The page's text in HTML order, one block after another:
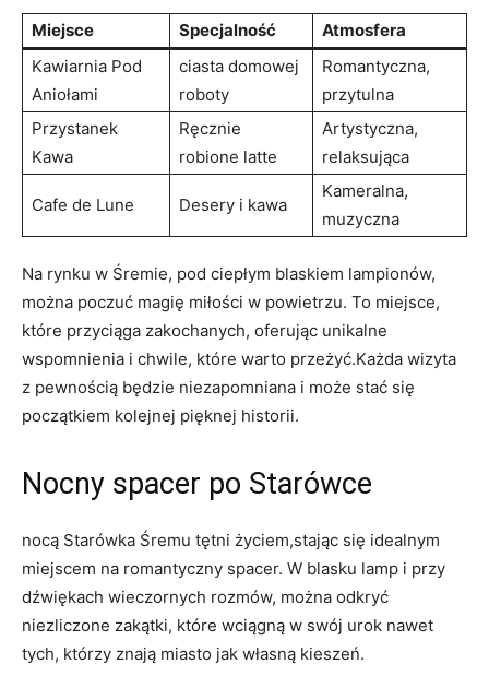
Miejsce Specjalność
Atmosfera
Kawiarnia Pod
Aniołami
ciasta⁢ domowej
roboty
Romantyczna,
przytulna
Przystanek
Kawa
Ręcznie
robione latte
Artystyczna,
relaksująca
Cafe ⁣de Lune Desery i kawa
Kameralna,
muzyczna
Na rynku w Śremie, pod ciepłym blaskiem lampionów,​
można​ poczuć magię miłości w powietrzu. To miejsce,
które przyciąga zakochanych, ⁣oferując unikalne
wspomnienia i chwile, które⁤ warto przeżyć.Każda wizyta
z pewnością będzie niezapomniana i może ‍stać się
początkiem kolejnej‍ pięknej historii.
Nocny ‌spacer po Starówce
nocą Starówka⁢ Śremu tętni życiem,stając się idealnym
miejscem na romantyczny spacer. W⁣ blasku lamp i przy
dźwiękach wieczornych rozmów, można odkryć
niezliczone zakątki, które wciągną w swój urok ⁤nawet
tych, którzy znają⁤ miasto jak własną kieszeń.